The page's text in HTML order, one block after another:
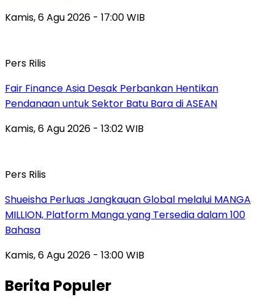
Kamis, 6 Agu 2026 - 17:00 WIB
Pers Rilis
Fair Finance Asia Desak Perbankan Hentikan
Pendanaan untuk Sektor Batu Bara di ASEAN
Kamis, 6 Agu 2026 - 13:02 WIB
Pers Rilis
Shueisha Perluas Jangkauan Global melalui MANGA
MILLION, Platform Manga yang Tersedia dalam 100
Bahasa
Kamis, 6 Agu 2026 - 13:00 WIB
Berita Populer